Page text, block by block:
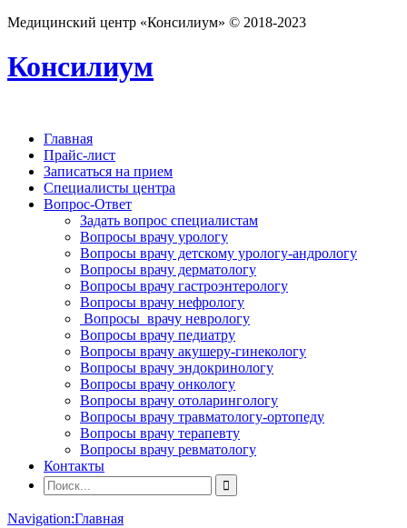
Медицинский центр «Консилиум» © 2018-2023
Консилиум
Главная
Прайс-лист
Записаться на прием
Специалисты центра
Вопрос-Ответ
Задать вопрос специалистам
Вопросы врачу урологу
Вопросы врачу детскому урологу-андрологу
Вопросы врачу дерматологу
Вопросы врачу гастроэнтерологу
Вопросы врачу нефрологу
Вопросы врачу неврологу
Вопросы врачу педиатру
Вопросы врачу акушеру-гинекологу
Вопросы врачу эндокринологу
Вопросы врачу онкологу
Вопросы врачу отоларингологу
Вопросы врачу травматологу-ортопеду
Вопросы врачу терапевту
Вопросы врачу ревматологу
Контакты
Navigation:Главная